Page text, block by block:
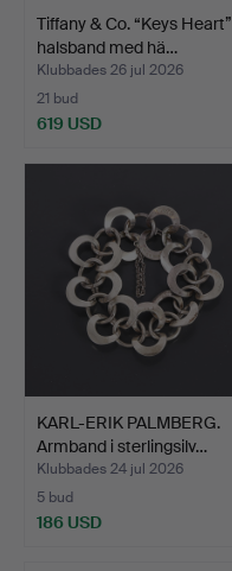
Tiffany & Co. “Keys Heart”
halsband med hä…
Klubbades 26 jul 2026
21 bud
619 USD
KARL-ERIK PALMBERG.
Armband i sterlingsilv…
Klubbades 24 jul 2026
5 bud
186 USD